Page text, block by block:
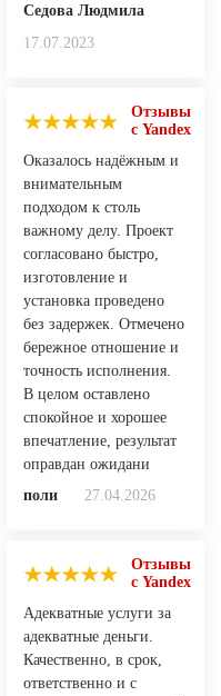
Седова Людмила
17.07.2023
Отзывы
с Yandex
Оказалось надёжным и
внимательным
подходом к столь
важному делу. Проект
согласовано быстро,
изготовление и
установка проведено
без задержек. Отмечено
бережное отношение и
точность исполнения.
В целом оставлено
спокойное и хорошее
впечатление, результат
оправдан ожидани
поли
27.04.2026
Отзывы
с Yandex
Адекватные услуги за
адекватные деньги.
Качественно, в срок,
ответственно и с